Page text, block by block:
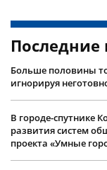
Последние
Больше половины
игнорируя
В городе-спутнике
развития систем
проекта «Умные